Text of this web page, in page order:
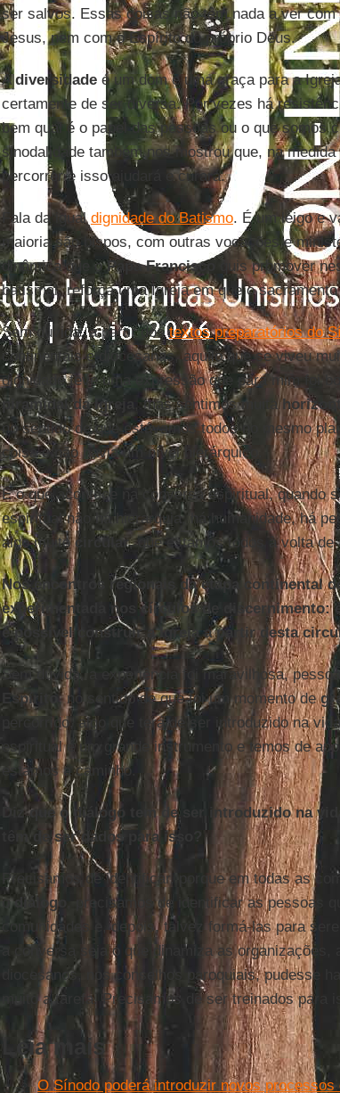
ser salvos. Essas coisas não têm nada a ver
Jesus, nem com o Espírito do próprio Deus.
A diversidadeé um dom e uma graça para a
certamente de ser diversa. Por vezes há
bem qual é o papel das pessoas ou o que somos
sinodalidade também nos mostrou que, na
percorrer e isso ajudará e curará.
Fala da igualdignidade do Batismo. É um leigo e
maioria são bispos, com outras vocações e
dinâmica que oPapa Francisco
quis promover
batismal, reforça uma Igreja em que o
Sem dúvida, a partir dostextos preparatórios do
continentais e diocesanas, aquilo que se viveu
dignidade teve uma expressão que para mim foi
piramidal da Igreja
, mas sentimos muita
no sentido de que estávamos todos no mesmo
coisa e não havia um nível hierárquico.
É o que acontece na conversa espiritual, quando
espiritual não há hierarquia, há humanidade, há
algo muitocircular, que estamos todos à volta
Nos encontros regionais da etapa continental
experimentada nos círculos de discernimento:
é possível construir a Igreja a partir desta
Sem dúvida, a experiência foi maravilhosa,
Espírito , no sentido de que foi um momento de
percorrido, algo que terá de ser introduzido na
espiritual é um grande instrumento e temos de
estamos a caminho.
Diz que o diálogo tem de ser introduzido na
têm de ser dados para isso?
Precisamos de identificar, porque em todas as
odiálogo
, precisamos de identificar as pessoas
comunidades e, depois, talvez formá-las para
a conversa seja o que dinamiza as
diocesanos, nos conselhos paroquiais, pudesse
muito a tarefa. Precisamos de ser treinados para
Leia mais
O Sínodo poderá introduzir novos